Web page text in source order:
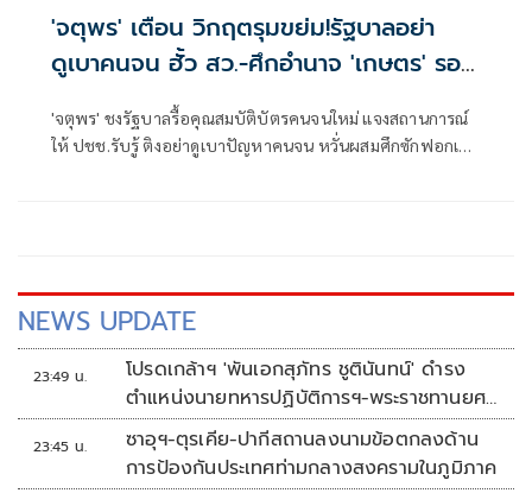
'จตุพร' เตือน วิกฤตรุมขย่ม!รัฐบาลอย่า
ดูเบาคนจน ฮั้ว สว.-ศึกอำนาจ 'เกษตร' รอ
'จตุพร' ชงรัฐบาลรื้อคุณสมบัติบัตรคนจนใหม่ แจงสถานการณ์
ให้ ปชช.รับรู้ ติงอย่าดูเบาปัญหาคนจน หวั่นผสมศึกซักฟอกเปิด
NEWS UPDATE
23:49 น.
โปรดเกล้าฯ 'พันเอกสุภัทร ชูตินันทน์' ดำรง
ตำแหน่งนายทหารปฏิบัติการฯ-พระราชทานยศ
'พลตรี'
23:45 น.
ซาอุฯ-ตุรเคีย-ปากีสถานลงนามข้อตกลงด้าน
การป้องกันประเทศท่ามกลางสงครามในภูมิภาค